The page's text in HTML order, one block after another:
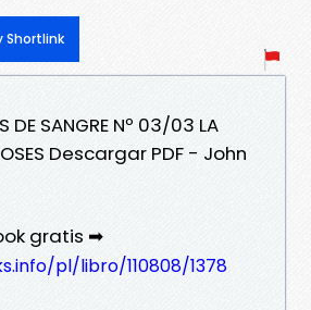
Shortlink
DE SANGRE Nº 03/03 LA
Descargar PDF - John
gratis ➡
pl/libro/110808/1378